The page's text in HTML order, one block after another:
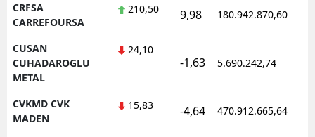
CRFSA
CARREFOURSA
210,50 9,98 180.942.870,60
CUSAN
CUHADAROGLU
METAL
24,10
-1,63 5.690.242,74
CVKMD CVK
MADEN
15,83 -4,64 470.912.665,64